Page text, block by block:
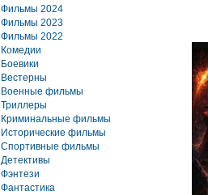
Фильмы 2024
Фильмы 2023
Фильмы 2022
Комедии
Боевики
Вестерны
Военные фильмы
Триллеры
Криминальные фильмы
Исторические фильмы
Спортивные фильмы
Детективы
Фэнтези
Фaнтастика